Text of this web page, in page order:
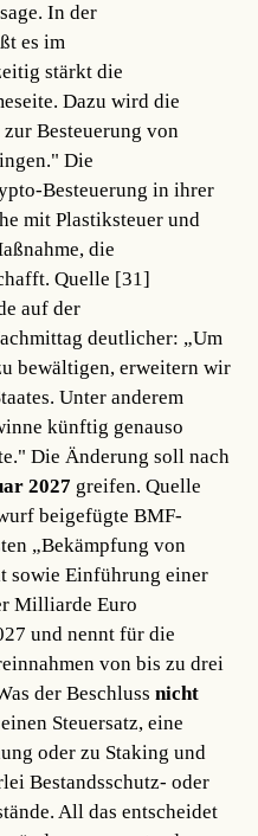
In der
es im
stärkt die
Dazu wird die
Besteuerung von
Die
Besteuerung in ihrer
mit Plastiksteuer und
die
Quelle [31]
auf der
deutlicher: „Um
bewältigen, erweitern wir
Unter anderem
künftig genauso
Die Änderung soll nach
2027 greifen.Quelle
beigefügte BMF-
„Bekämpfung von
sowie Einführung einer
Milliarde Euro
und nennt für die
von bis zu drei
der Beschlussnicht
Steuersatz, eine
oder zu Staking und
Bestandsschutz- oder
All das entscheidet